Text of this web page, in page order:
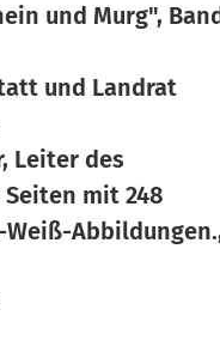
und Murg",
und Landrat
Leiter des
mit 248